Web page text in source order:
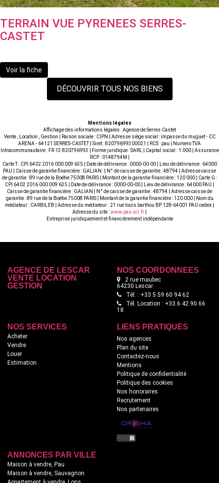
TERRAIN VUE PYRENEES SERRES-
CASTET
Voir la fiche
DÉCOUVRIR TOUS NOS BIENS
Mentions légales
Affichage des informations légales : Agence de Serres Castet
Vente , Location , Gestion | Raison sociale : CIPN | Adresse siège social : impasse du muguet - CC
ARENA - 64121 SERRES-CASTET | Siret : 82079699300021 | RCS : pau | Numero TVA
Intracommunautaire : FR 13 820796993 | Forme juridique : SARL | Capital social : 1 000 | Assurance
RCP : 0148794M |
Carte T : CPI 6402 2016 000 009 635 | Date de délivrance : 0000-00-00 | Lieu de délivrance : 64000
PAU | Caisse de garantie financière : GALIAN. | N° de caisse de garantie : 48794 | Adresse caisse
de garantie : 89 rue de la Boétie 75008 PARIS | Montant de la garantie financière : 120 000 | Carte G :
CPI 6402 2016 000 009 635 | Date de délivrance : 0000-00-00 | Lieu de délivrance : 64000 PAU |
Caisse de garantie financière : GALIAN | N° de caisse de garantie : 48794 | Adresse caisse de
garantie : 89 rue de la Boétie 75008 PARIS | Montant de la garantie financière : 120 000 | Nom du
médiateur : CARBILEB | Adresse du médiateur : 21 rue louis barthou BP 128-64001 PAU cedex |
Adresse du site :www.pau.cci.fr
Entreprise juridiquement et financièrement indépendante
AGENCE DE LESCAR
VENTE LOCATION
GESTION
NOS COORDONNÉES
2 rue maubec
64230 Lescar
Tél. : +33 5 59 60 94 62
Tél. Location : +33 6 42 90 66
18
NOS SERVICES
Acheter
Vendre
Louer
Estimation
LIENS PRATIQUES
Nos agences
Plan du site
Contactez-nous
Mentions
Politique de confidentialité
Politique des cookies
Nos honoraires
Recrutement
Nos partenaires
ANNONCES PAR VILLE
Maison à vendre, Pau
Maison à vendre, Sauvagnon